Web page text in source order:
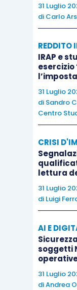
31 Luglio
di Carlo
REDDITO
IRAP e
31 Luglio
di Sandro
Centro
CRISI
lettura
31 Luglio
di Luigi
AI E
soggetti
31 Luglio
diAndrea